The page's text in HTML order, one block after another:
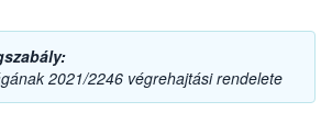
2021/2246 végrehajtási rendelete